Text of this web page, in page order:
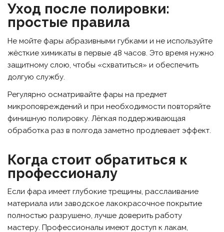
Уход после полировки:
простые правила
Не мойте фары абразивными губками и не используйте
жёсткие химикаты в первые 48 часов. Это время нужно
защитному слою, чтобы «схватиться» и обеспечить
долгую службу.
Регулярно осматривайте фары на предмет
микроповреждений и при необходимости повторяйте
финишную полировку. Лёгкая поддерживающая
обработка раз в полгода заметно продлевает эффект.
Когда стоит обратиться к
профессионалу
Если фара имеет глубокие трещины, расслаивание
материала или заводское лакокрасочное покрытие
полностью разрушено, лучше доверить работу
мастеру. Профессионалы имеют доступ к лакам,